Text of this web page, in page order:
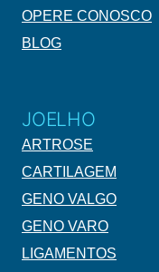
OPERE CONOSCO
BLOG
JOELHO
ARTROSE
CARTILAGEM
GENO VALGO
GENO VARO
LIGAMENTOS